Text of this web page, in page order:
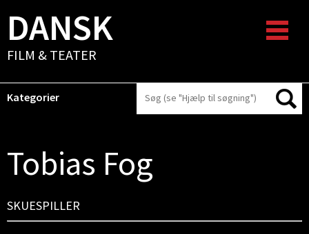
DANSK
FILM & TEATER
Kategorier
Tobias Fog
SKUESPILLER